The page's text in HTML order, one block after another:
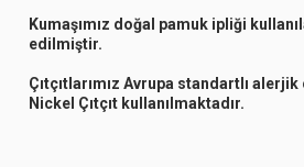
Kumaşımız doğal pamuk ipliği
edilmiştir.
Çıtçıtlarımız Avrupa standartlı
Nickel Çıtçıt kullanılmaktadır.